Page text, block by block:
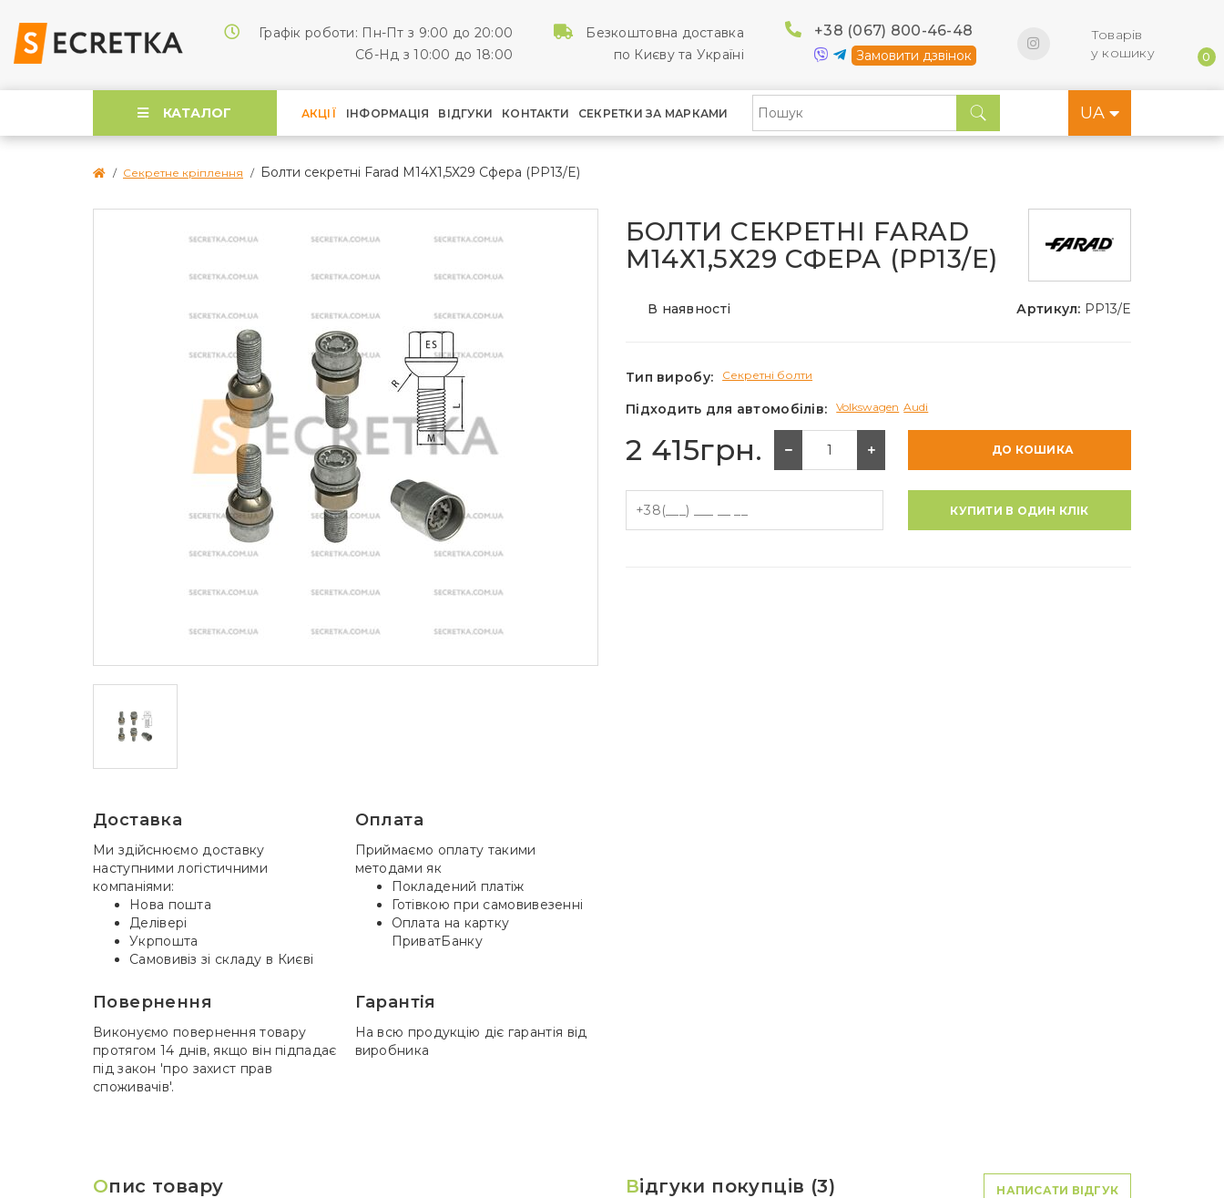
Графік роботи: Пн-Пт з 9:00 до 20:00
Cб-Нд з 10:00 до 18:00
Безкоштовна доставка
по Києву та Україні
+38 (067) 800-46-48
Замовити дзвінок
Товарів
у кошику
0
КАТАЛОГ АКЦІЇ ІНФОРМАЦІЯ ВІДГУКИ КОНТАКТИ СЕКРЕТКИ ЗА МАРКАМИ UA
Секретне кріплення Болти секретні Farad М14Х1,5Х29 Сфера (PP13/E)
Доставка
Ми здійснюємо доставку
наступними логістичними
компаніями:
Нова пошта
Делівері
Укрпошта
Самовивіз зі складу в Києві
Оплата
Приймаємо оплату такими
методами як
Покладений платіж
Готівкою при самовивезенні
Оплата на картку
ПриватБанку
Повернення
Виконуємо повернення товару
протягом 14 днів, якщо він підпадає
під закон 'про захист прав
споживачів'.
Гарантія
На всю продукцію діє гарантія від
виробника
БОЛТИ СЕКРЕТНІ FARAD
М14Х1,5Х29 СФЕРА (PP13/E)
В наявності Артикул: PP13/E
Тип виробу: Секретні болти
Підходить для автомобілів: Volkswagen Audi
2 415грн. ДО КОШИКА
КУПИТИ В ОДИН КЛІК
Опис товару Відгуки покупців (3) НАПИСАТИ ВІДГУК